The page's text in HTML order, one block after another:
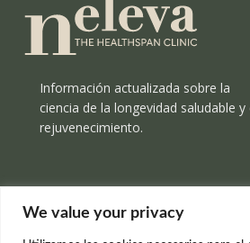
We value your privacy
Información actualizada sobre la
ciencia de la longevidad saludable y
rejuvenecimiento.
© el Radar del